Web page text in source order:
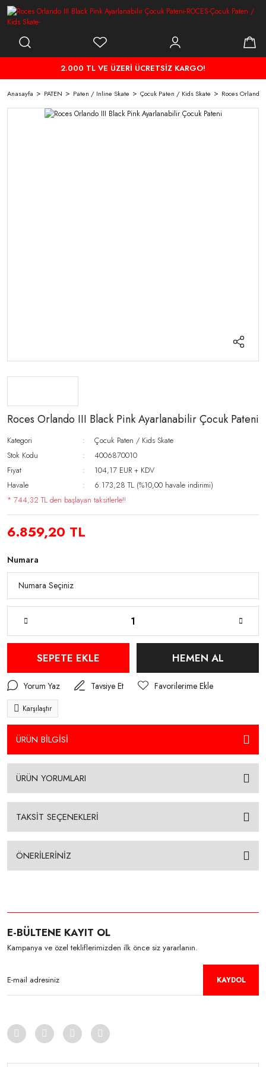
2.000 TL VE ÜZERİ ÜCRETSİZ KARGO!
Anasayfa PATEN Paten / Inline Skate Çocuk Paten / Kids Skate Roces Orlando
Roces Orlando III Black Pink Ayarlanabilir Çocuk Pateni
Kategori
Çocuk Paten / Kids Skate
Stok Kodu
4006870010
Fiyat
104,17 EUR + KDV
Havale
6.173,28 TL (%10,00 havale indirimi)
* 744,32 TL den başlayan taksitlerle!!
6.859,20 TL
Numara
SEPETE EKLE HEMEN AL
Yorum Yaz Tavsiye Et
Karşılaştır
ÜRÜN BİLGİSİ
ÜRÜN YORUMLARI
TAKSİT SEÇENEKLERİ
ÖNERİLERİNİZ
E-BÜLTENE KAYIT OL
Kampanya ve özel tekliflerimizden ilk önce siz yararlanın.
KAYDOL